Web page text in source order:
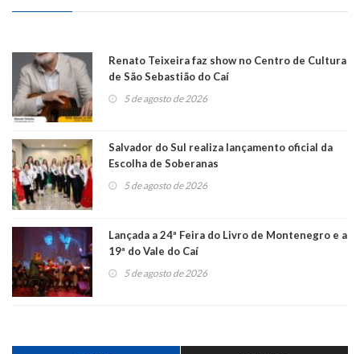
Renato Teixeira faz show no Centro de Cultura
de São Sebastião do Caí
5 de agosto de 2026
Salvador do Sul realiza lançamento oficial da
Escolha de Soberanas
5 de agosto de 2026
Lançada a 24ª Feira do Livro de Montenegro e a
19ª do Vale do Caí
5 de agosto de 2026